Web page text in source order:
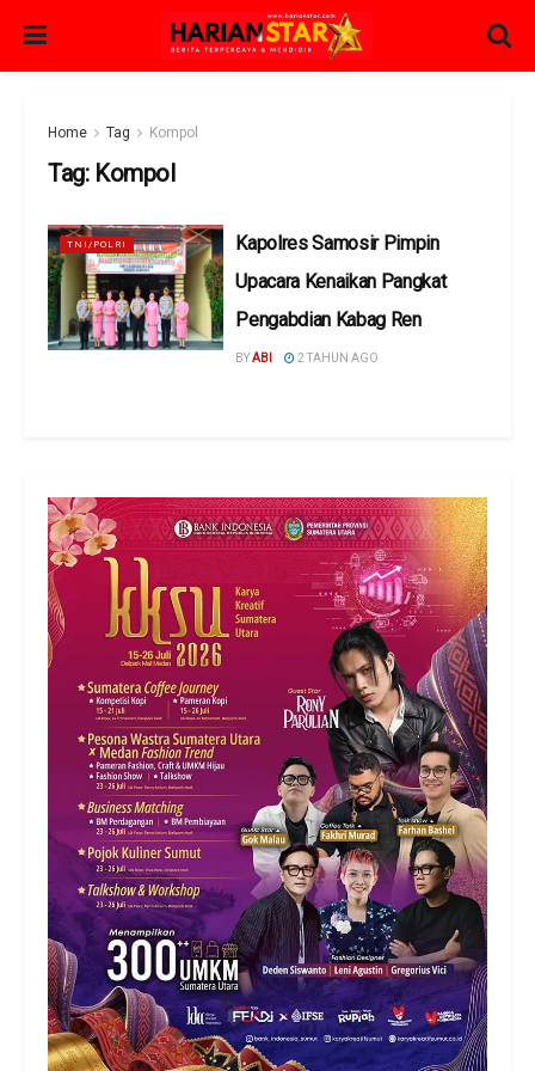
Home Tag Kompol
Tag: Kompol
TNI/POLRI
Kapolres Samosir Pimpin
Upacara Kenaikan Pangkat
Pengabdian Kabag Ren
BYABI 2 TAHUN AGO